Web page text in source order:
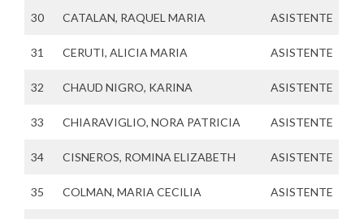
30 CATALAN, RAQUEL MARIA ASISTENTE
31 CERUTI, ALICIA MARIA ASISTENTE
32 CHAUD NIGRO, KARINA ASISTENTE
33 CHIARAVIGLIO, NORA PATRICIA ASISTENTE
34 CISNEROS, ROMINA ELIZABETH ASISTENTE
35 COLMAN, MARIA CECILIA ASISTENTE